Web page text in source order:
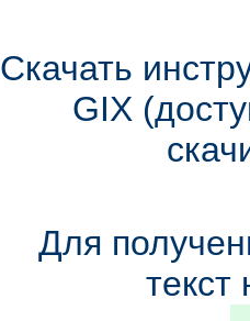
Скачать
GIX
Для
текст